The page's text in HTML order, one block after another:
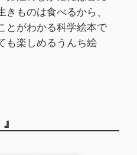
きものは食べるから、
とがわかる科学絵本で
も楽しめるうんち絵